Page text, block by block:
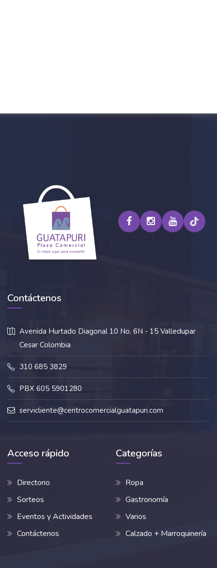
Contáctenos
Avenida Hurtado Diagonal 10 No. 6N - 15 Valledupar
Cesar Colombia
310 685 3829
PBX 605 5901280
servicliente@centrocomercialguatapuri.com
Acceso rápido
Directorio
Sorteos
Eventos y Actividades
Contáctenos
Categorías
Ropa
Gastronomía
Varios
Calzado + Marroquinería